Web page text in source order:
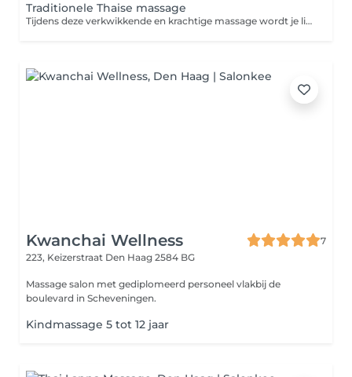
Traditionele Thaise massage
Tijdens deze verkwikkende en krachtige massage wordt je lichaam in verschillende yogahoudingen gebracht terwijl druk wordt uitgeoefend op verschillende reflexpunten. Deze massage zorgt voor ontspanning en energie en helpt vastzittende gewrichten los te maken en spierspanning te verlichten.
Kwanchai Wellness
7
223, Keizerstraat Den Haag 2584 BG
Massage salon met gediplomeerd personeel vlakbij de
boulevard in Scheveningen.
Kindmassage 5 tot 12 jaar